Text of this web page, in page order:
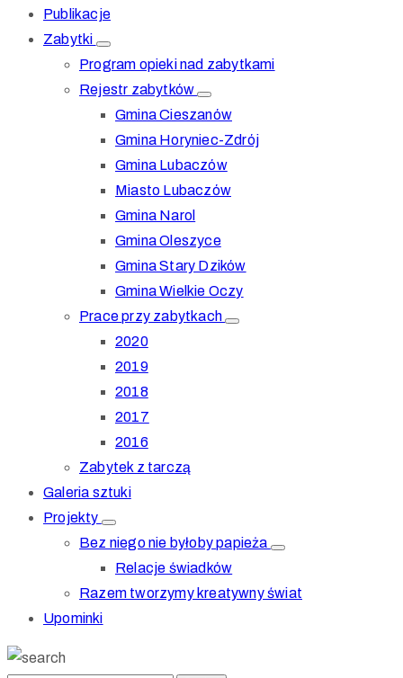
Publikacje
Zabytki
Program opieki nad zabytkami
Rejestr zabytków
Gmina Cieszanów
Gmina Horyniec-Zdrój
Gmina Lubaczów
Miasto Lubaczów
Gmina Narol
Gmina Oleszyce
Gmina Stary Dzików
Gmina Wielkie Oczy
Prace przy zabytkach
2020
2019
2018
2017
2016
Zabytek z tarczą
Galeria sztuki
Projekty
Bez niego nie byłoby papieża
Relacje świadków
Razem tworzymy kreatywny świat
Upominki